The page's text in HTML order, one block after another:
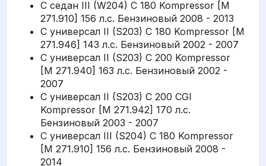
C седан III (W204) C 180 Kompressor [M
271.910] 156 л.с. Бензиновый 2008 - 2013
C универсал II (S203) C 180 Kompressor [M
271.946] 143 л.с. Бензиновый 2002 - 2007
C универсал II (S203) C 200 Kompressor
[M 271.940] 163 л.с. Бензиновый 2002 -
2007
C универсал II (S203) C 200 CGI
Kompressor [M 271.942] 170 л.с.
Бензиновый 2003 - 2007
C универсал III (S204) C 180 Kompressor
[M 271.910] 156 л.с. Бензиновый 2008 -
2014